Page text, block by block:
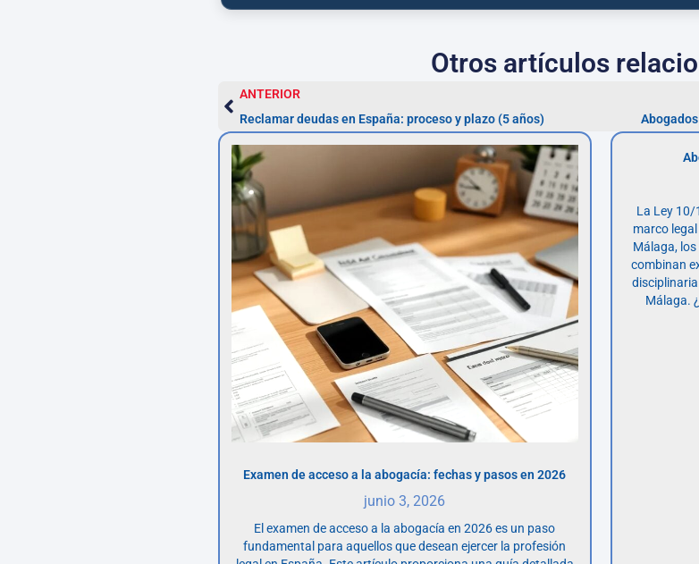
Otros artículos
ANTERIOR
Reclamar deudas en España: proceso y plazo (5 años)
Examen de acceso a la abogacía: fechas y pasos en 2026
junio 3, 2026
El examen de acceso a la abogacía en 2026 es un paso
fundamental para aquellos que desean ejercer la profesión
La Ley 10/
marco
Málaga,
combinan
Málaga.